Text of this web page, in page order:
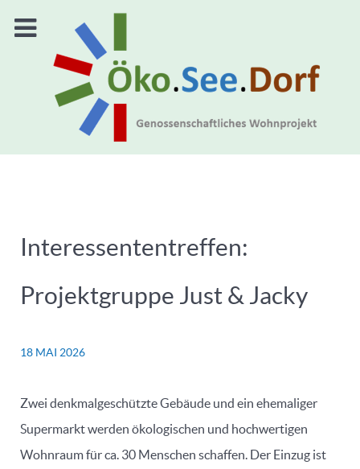
Interessententreffen:
Projektgruppe Just & Jacky
18 MAI 2026
Zwei denkmalgeschützte Gebäude und ein ehemaliger
Supermarkt werden ökologischen und hochwertigen
Wohnraum für ca. 30 Menschen schaffen. Der Einzug ist